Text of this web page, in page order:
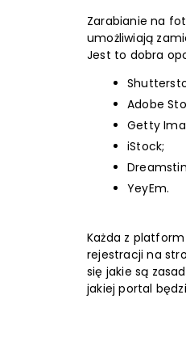
Zarabianie na
umożliwiają
Jest to dobra
Adobe
Getty
iStock;
YeyEm.
Każda z
rejestracji na
się jakie są
jakiej portal